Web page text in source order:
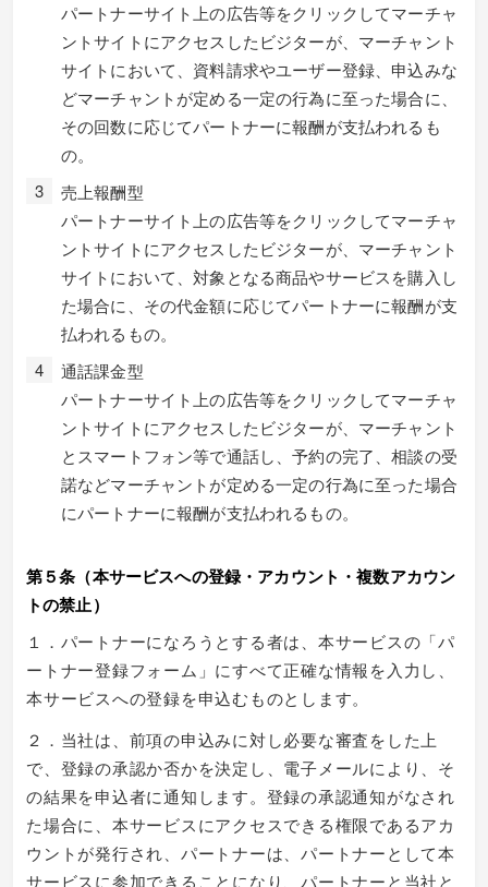
パートナーサイト上の広告等をクリックしてマーチャ
ントサイトにアクセスしたビジターが、マーチャント
サイトにおいて、資料請求やユーザー登録、申込みな
どマーチャントが定める一定の行為に至った場合に、
その回数に応じてパートナーに報酬が支払われるも
の。
売上報酬型
パートナーサイト上の広告等をクリックしてマーチャ
ントサイトにアクセスしたビジターが、マーチャント
サイトにおいて、対象となる商品やサービスを購入し
た場合に、その代金額に応じてパートナーに報酬が支
払われるもの。
通話課金型
パートナーサイト上の広告等をクリックしてマーチャ
ントサイトにアクセスしたビジターが、マーチャント
とスマートフォン等で通話し、予約の完了、相談の受
諾などマーチャントが定める一定の行為に至った場合
にパートナーに報酬が支払われるもの。
第５条（本サービスへの登録・アカウント・複数アカウン
トの禁止）
１．パートナーになろうとする者は、本サービスの「パ
ートナー登録フォーム」にすべて正確な情報を入力し、
本サービスへの登録を申込むものとします。
２．当社は、前項の申込みに対し必要な審査をした上
で、登録の承認か否かを決定し、電子メールにより、そ
の結果を申込者に通知します。登録の承認通知がなされ
た場合に、本サービスにアクセスできる権限であるアカ
ウントが発行され、パートナーは、パートナーとして本
サービスに参加できることになり、パートナーと当社と